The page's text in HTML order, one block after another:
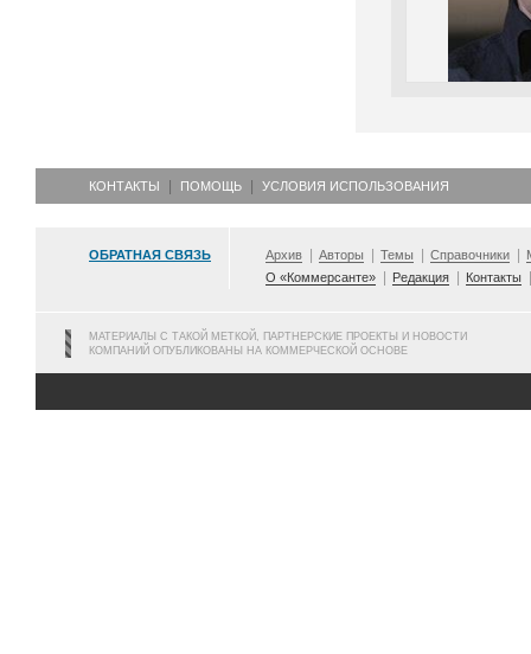
КОНТАКТЫ ПОМОЩЬ УСЛОВИЯ ИСПОЛЬЗОВАНИЯ
ОБРАТНАЯ СВЯЗЬ Архив Авторы Темы Справочники
О «Коммерсанте»
Редакция Контакты
МАТЕРИАЛЫ С ТАКОЙ МЕТКОЙ, ПАРТНЕРСКИЕ ПРОЕКТЫ И НОВОСТИ
КОМПАНИЙ ОПУБЛИКОВАНЫ НА КОММЕРЧЕСКОЙ ОСНОВЕ